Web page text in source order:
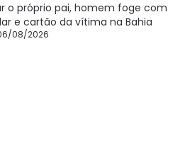
o próprio pai, homem foge com
e cartão da vítima na Bahia
08/2026